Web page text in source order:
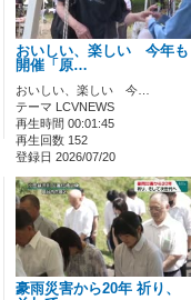
おいしい、楽しい 今年も
開催「原…
おいしい、楽しい 今…
テーマ LCVNEWS
再生時間 00:01:45
再生回数 152
登録日 2026/07/20
豪雨災害から20年 祈り、